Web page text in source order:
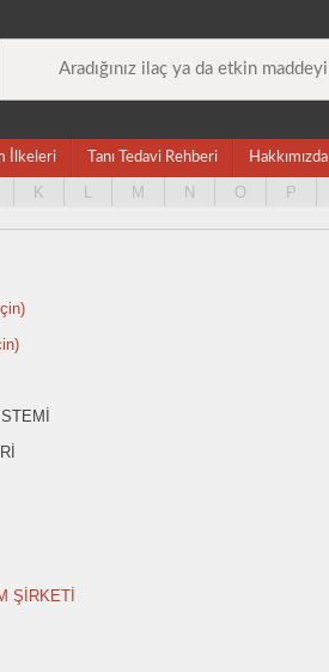
İlkeleri Tanı Tedavi Rehberi Hakkımızda
K L M N O P
ŞİRKETİ